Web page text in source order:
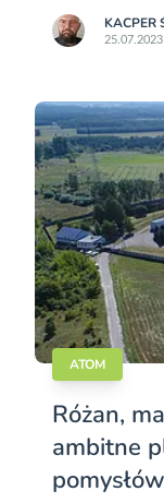
KACPER
ATOM
Różan,
ambitne